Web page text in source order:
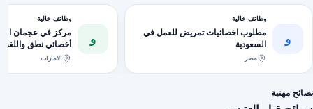
و
وظائف خالية
مطلوب اخصائيات تمريض للعمل في
السعودية
مصر
و
وظائف خالية
خاصة المقابلة
الامارات
نصائح مهنية